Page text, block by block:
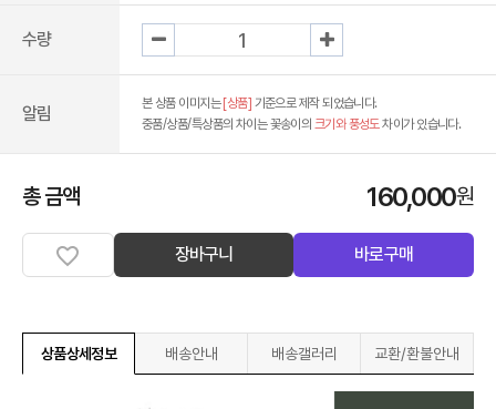
수량
알림 본 상품 이미지는 [상품] 기준으로 제작 되었습니다.
중품/상품/특상품의 차이는 꽃송이의 크기와 풍성도차이가 있습니다.
총 금액 160,000원
장바구니 바로구매
상품상세정보 배송안내 배송갤러리 교환/환불안내